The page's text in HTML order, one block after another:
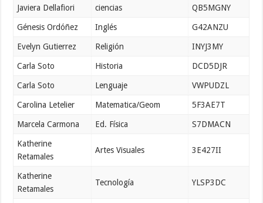
Javiera Dellafiori ciencias QB5MGNY
Génesis Ordóñez Inglés G42ANZU
Evelyn Gutierrez Religión INYJ3MY
Carla Soto Historia DCD5DJR
Carla Soto Lenguaje VWPUDZL
Carolina Letelier Matematica/Geom 5F3AE7T
Marcela Carmona Ed. Física S7DMACN
Katherine
Retamales
Artes Visuales 3E427II
Katherine
Retamales
Tecnología YLSP3DC